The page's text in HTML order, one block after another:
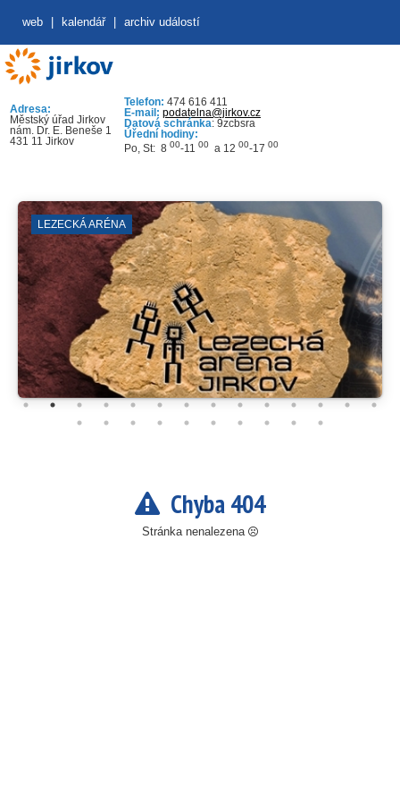
web kalendář archiv událostí
Adresa:
Městský úřad Jirkov
nám. Dr. E. Beneše 1
431 11 Jirkov
Telefon: 474 616 411
E-mail: podatelna@jirkov.cz
Datová schránka: 9zcbsra
Úřední hodiny:
Po, St: 8 00-11 00 a 12 00-17 00
LEZECKÁ ARÉNA
Chyba 404
Stránka nenalezena